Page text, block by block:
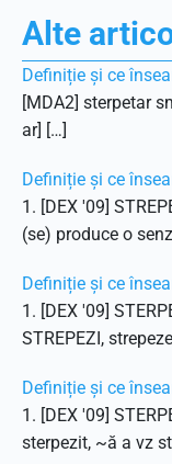
Alte
Definiție și ce
[MDA2] sterpetar
ar] […]
Definiție și ce
1. [DEX '09]
(se) produce o
Definiție și ce
1. [DEX '09]
STREPEZI,
Definiție și ce
1. [DEX '09]
sterpezit, ~ă a vz